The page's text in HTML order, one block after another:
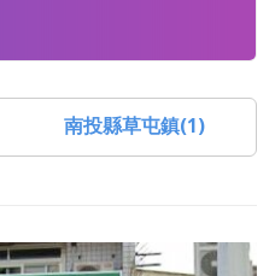
南投縣草屯鎮(1)